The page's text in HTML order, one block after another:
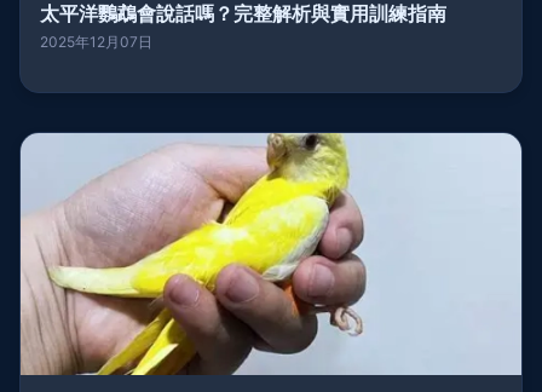
太平洋鸚鵡會說話嗎？完整解析與實用訓練指南
2025年12月07日